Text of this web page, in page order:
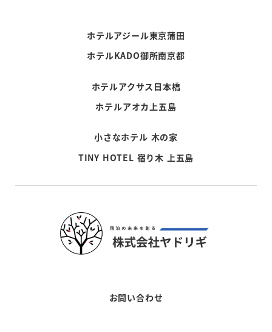
ホテルアジール東京蒲田
ホテルKADO御所南京都
ホテルアクサス日本橋
ホテルアオカ上五島
小さなホテル 木の家
TINY HOTEL 宿り木 上五島
お問い合わせ